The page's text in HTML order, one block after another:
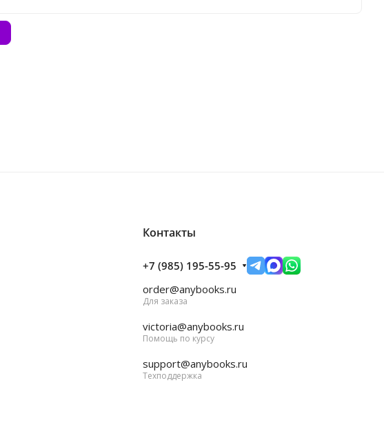
Контакты
+7 (985) 195-55-95
order@anybooks.ru
Для заказа
victoria@anybooks.ru
Помощь по курсу
support@anybooks.ru
Техподдержка